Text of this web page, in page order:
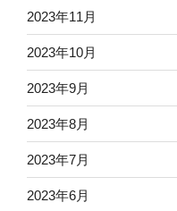
2023年11月
2023年10月
2023年9月
2023年8月
2023年7月
2023年6月